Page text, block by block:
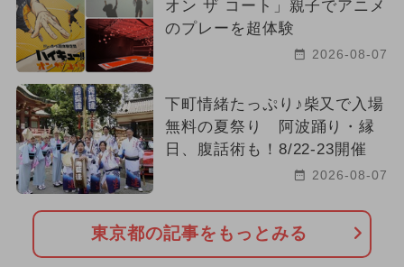
オン ザ コート」親子でアニメ
のプレーを超体験
2026-08-07
下町情緒たっぷり♪柴又で入場
無料の夏祭り 阿波踊り・縁
日、腹話術も！8/22-23開催
2026-08-07
東京都の記事をもっとみる